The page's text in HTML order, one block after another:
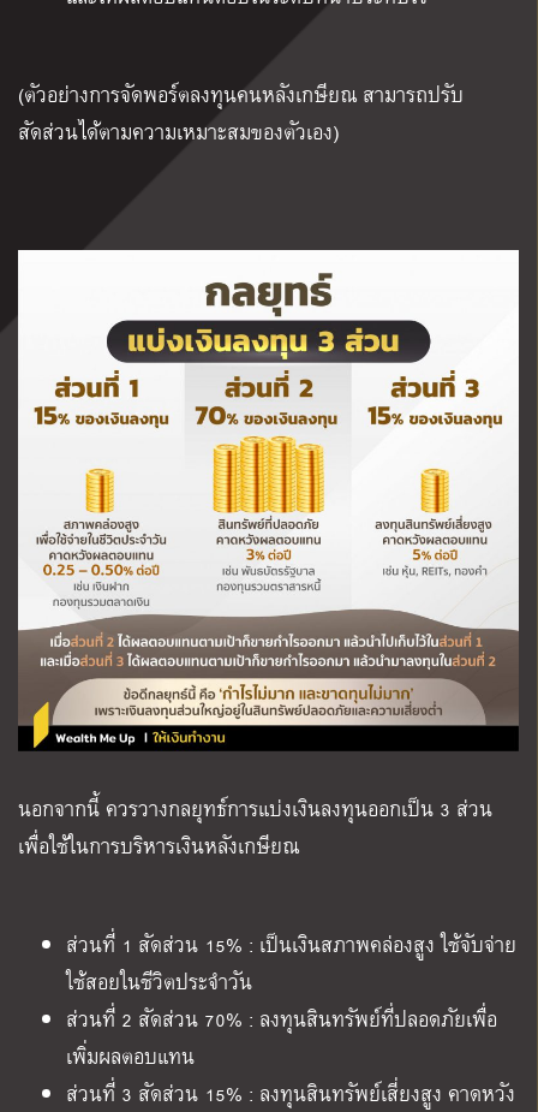
(ตัวอย่างการจัดพอร์ตลงทุนคนหลังเกษียณ สามารถปรับ
สัดส่วนได้ตามความเหมาะสมของตัวเอง)
นอกจากนี้ ควรวางกลยุทธ์การแบ่งเงินลงทุนออกเป็น 3 ส่วน
เพื่อใช้ในการบริหารเงินหลังเกษียณ
ส่วนที่ 1 สัดส่วน 15% : เป็นเงินสภาพคล่องสูง ใช้จับจ่าย
ใช้สอยในชีวิตประจำวัน
ส่วนที่ 2 สัดส่วน 70% : ลงทุนสินทรัพย์ที่ปลอดภัยเพื่อ
เพิ่มผลตอบแทน
ส่วนที่ 3 สัดส่วน 15% : ลงทุนสินทรัพย์เสี่ยงสูง คาดหวัง